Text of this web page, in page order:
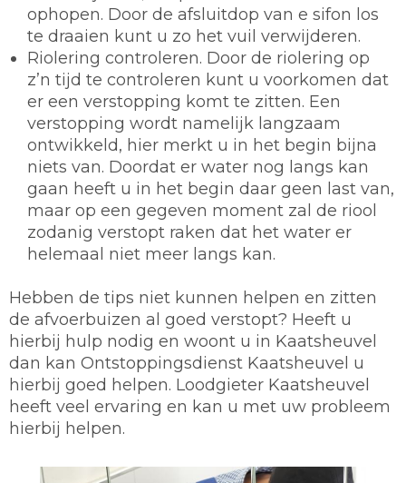
ophopen. Door de afsluitdop van e sifon los
te draaien kunt u zo het vuil verwijderen.
Riolering controleren. Door de riolering op
z’n tijd te controleren kunt u voorkomen dat
er een verstopping komt te zitten. Een
verstopping wordt namelijk langzaam
ontwikkeld, hier merkt u in het begin bijna
niets van. Doordat er water nog langs kan
gaan heeft u in het begin daar geen last van,
maar op een gegeven moment zal de riool
zodanig verstopt raken dat het water er
helemaal niet meer langs kan.
Hebben de tips niet kunnen helpen en zitten
de afvoerbuizen al goed verstopt? Heeft u
hierbij hulp nodig en woont u in Kaatsheuvel
dan kan Ontstoppingsdienst Kaatsheuvel u
hierbij goed helpen. Loodgieter Kaatsheuvel
heeft veel ervaring en kan u met uw probleem
hierbij helpen.